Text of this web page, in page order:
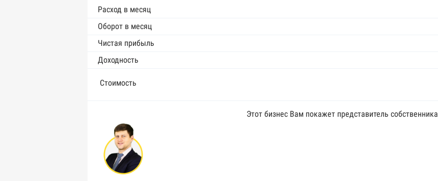
Расход в месяц
Оборот в месяц
Чистая прибыль
Доходность
Стоимость
Этот бизнес Вам покажет представитель собственника